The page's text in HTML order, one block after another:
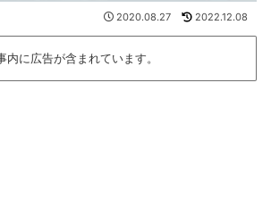
2020.08.27 2022.12.08
内に広告が含まれています。